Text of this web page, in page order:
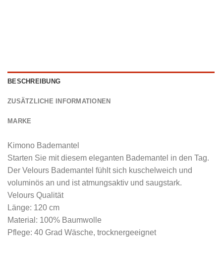
BESCHREIBUNG
ZUSÄTZLICHE INFORMATIONEN
MARKE
Kimono Bademantel
Starten Sie mit diesem eleganten Bademantel in den Tag.
Der Velours Bademantel fühlt sich kuschelweich und
voluminös an und ist atmungsaktiv und saugstark.
Velours Qualität
Länge: 120 cm
Material: 100% Baumwolle
Pflege: 40 Grad Wäsche, trocknergeeignet